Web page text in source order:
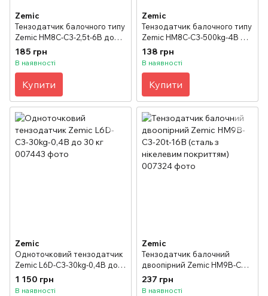
Zemic
Тензодатчик балочного типу
Zemic HM8C-C3-2,5t-6B до
2500 кг
185 грн
В наявності
Купити
Zemic
Тензодатчик балочного типу
Zemic HM8C-C3-500kg-4B до
500 кг
138 грн
В наявності
Купити
Zemic
Одноточковий тензодатчик
Zemic L6D-C3-30kg-0,4B до
30 кг
1 150 грн
В наявності
Zemic
Тензодатчик балочний
двоопірний Zemic HM9B-C3-
20t-16B (сталь з нікелевим
покриттям)
237 грн
В наявності